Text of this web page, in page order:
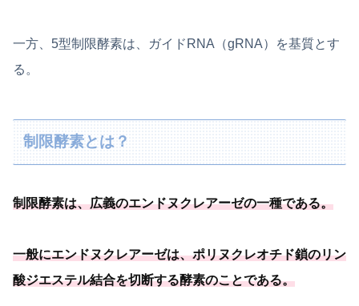
一方、5型制限酵素は、ガイドRNA（gRNA）を基質とす
る。
制限酵素とは？
制限酵素は、広義のエンドヌクレアーゼの一種である。
一般にエンドヌクレアーゼは、ポリヌクレオチド鎖のリン
酸ジエステル結合を切断する酵素のことである。